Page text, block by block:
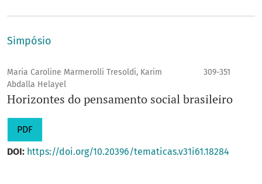
Simpósio
Maria Caroline Marmerolli Tresoldi, Karim
Abdalla Helayel
309-351
Horizontes do pensamento social brasileiro
PDF
DOI: https://doi.org/10.20396/tematicas.v31i61.18284